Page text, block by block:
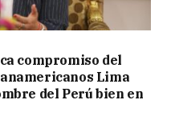
compromiso del
Lima
del Perú bien en